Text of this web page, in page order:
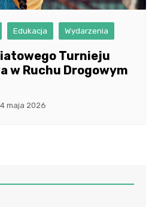
Edukacja Wydarzenia
Turnieju
w Ruchu Drogowym
4 maja 2026